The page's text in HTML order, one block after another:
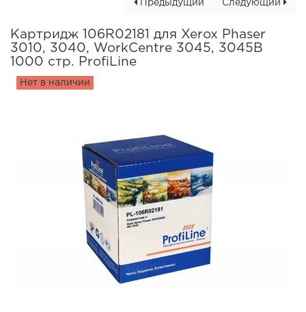
Следующий
Предыдущий
Картридж 106R02181 для Xerox Phaser
3010, 3040, WorkCentre 3045, 3045B
1000 стр. ProfiLine
Нет в наличии